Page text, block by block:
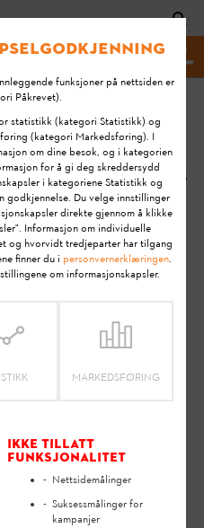
Nettsted
Sist
endret:
23.10.2023
Installation & Setup Guides
før du klargjør STIHL-
rengjør det, transporterer
det, reparerer det,
ned på en datamaskin
funksjoner på nettsiden er
Påkrevet).
statistikk (kategori Statistikk) og
(kategori Markedsføring). I
om dine besøk, og i kategorien
for å gi deg skreddersydd
i kategoriene Statistikk og
godkjennelse. Du velge innstillinger
direkte gjennom å klikke
Informasjon om individuelle
og hvorvidt tredjeparter har tilgang
finner du i personvernerklæringen.
om informasjonskapsler.
MARKEDSFØRING
Ikke tillatt
funksjonalitet
Nettsidemålinger
Suksessmålinger for
kampanjer